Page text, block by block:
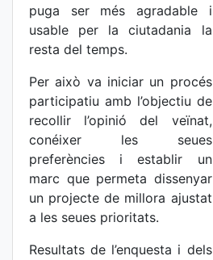
puga ser més agradable i
usable per la ciutadania la
resta del temps.
Per això va iniciar un procés
participatiu amb l’objectiu de
recollir l’opinió del veïnat,
conéixer les seues
preferències i establir un
marc que permeta dissenyar
un projecte de millora ajustat
a les seues prioritats.
Resultats de l’enquesta i dels